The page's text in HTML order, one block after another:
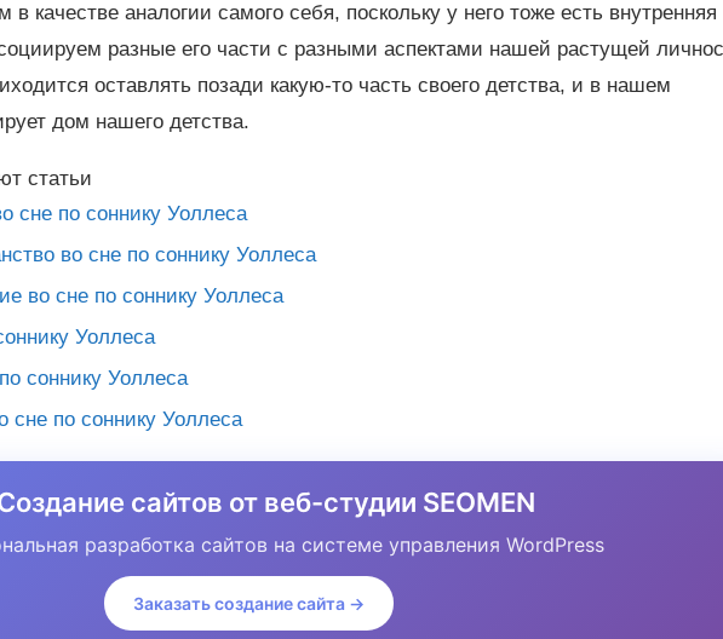
качестве аналогии самого себя, поскольку у него тоже есть внутренняя
разные его части с разными аспектами нашей растущей
оставлять позади какую-то часть своего детства, и в нашем
дом нашего детства.
статьи
сне по соннику Уоллеса
во сне по соннику Уоллеса
во сне по соннику Уоллеса
Уоллеса
соннику Уоллеса
сне по соннику Уоллеса
сайтов от веб-студии SEOMEN
разработка сайтов на системе управления WordPress
Заказать создание сайта →